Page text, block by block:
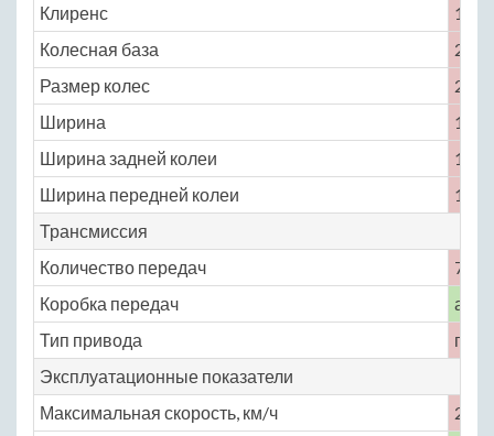
Клиренс
150
Колесная база
2980
Размер колес
265
Ширина
1922
Ширина задней колеи
1652
Ширина передней колеи
1665
Трансмиссия
Количество передач
7
Коробка передач
Тип привода
Эксплуатационные показатели
Максимальная скорость, км/ч
250